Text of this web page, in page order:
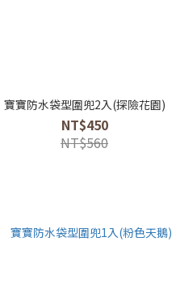
寶寶防水袋型圍兜2入(探險花園)
NT$450
NT$560